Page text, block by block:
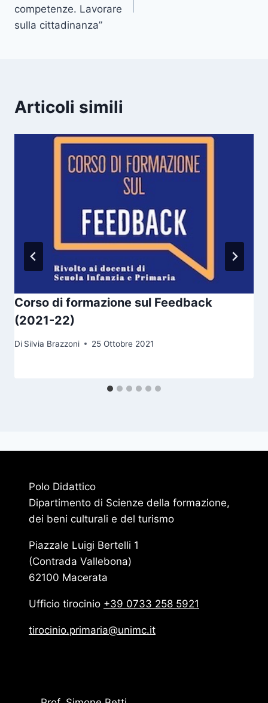
competenze. Lavorare
sulla cittadinanza”
Articoli simili
Corso di formazione sul Feedback
(2021-22)
Di Silvia Brazzoni 25 Ottobre 2021
Polo Didattico
Dipartimento di Scienze della formazione,
dei beni culturali e del turismo
Piazzale Luigi Bertelli 1
(Contrada Vallebona)
62100 Macerata
Ufficio tirocinio +39 0733 258 5921
tirocinio.primaria@unimc.it